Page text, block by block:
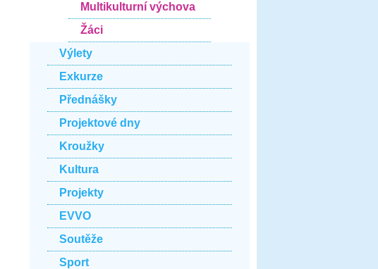
Multikulturní výchova
Žáci
Výlety
Exkurze
Přednášky
Projektové dny
Kroužky
Kultura
Projekty
EVVO
Soutěže
Sport